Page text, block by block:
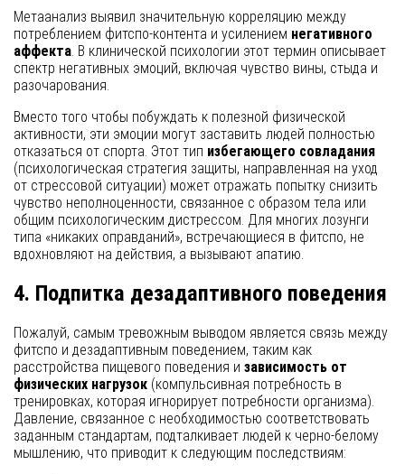
Метаанализ выявил значительную корреляцию между
потреблением фитспо-контента и усилением негативного
аффекта . В клинической психологии этот термин описывает
спектр негативных эмоций, включая чувство вины, стыда и
разочарования.
Вместо того чтобы побуждать к полезной физической
активности, эти эмоции могут заставить людей полностью
отказаться от спорта. Этот тип избегающего совладания
(психологическая стратегия защиты, направленная на уход
от стрессовой ситуации) может отражать попытку снизить
чувство неполноценности, связанное с образом тела или
общим психологическим дистрессом. Для многих лозунги
типа «никаких оправданий», встречающиеся в фитспо, не
вдохновляют на действия, а вызывают апатию.
4. Подпитка дезадаптивного поведения
Пожалуй, самым тревожным выводом является связь между
фитспо и дезадаптивным поведением, таким как
расстройства пищевого поведения и зависимость от
физических нагрузок (компульсивная потребность в
тренировках, которая игнорирует потребности организма).
Давление, связанное с необходимостью соответствовать
заданным стандартам, подталкивает людей к черно-белому
мышлению, что приводит к следующим последствиям: